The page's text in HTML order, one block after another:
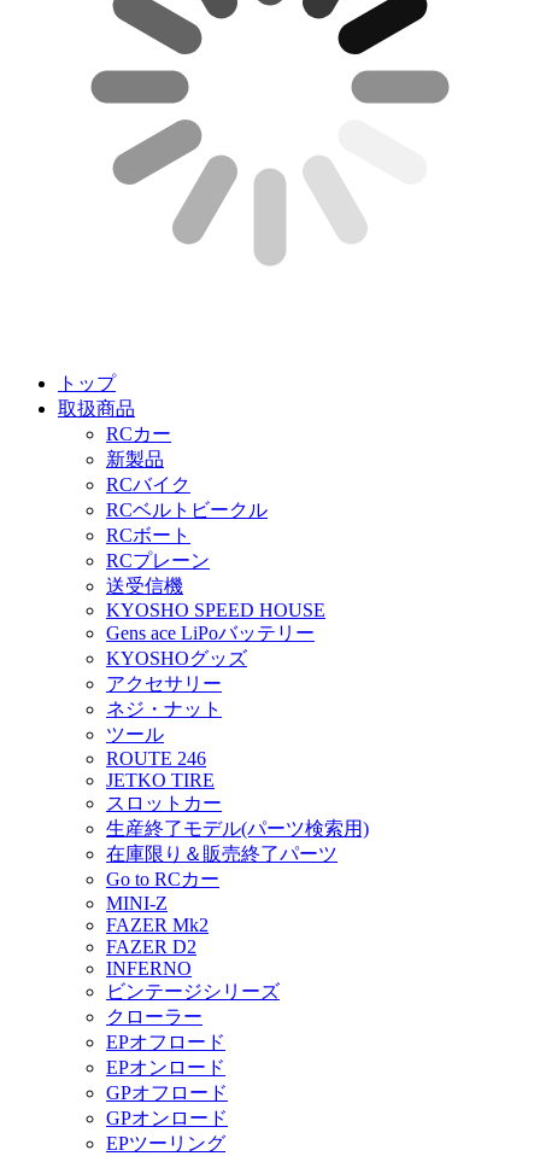
トップ
取扱商品
RCカー
新製品
RCバイク
RCベルトビークル
RCボート
RCプレーン
送受信機
KYOSHO SPEED HOUSE
Gens ace LiPoバッテリー
KYOSHOグッズ
アクセサリー
ネジ・ナット
ツール
ROUTE 246
JETKO TIRE
スロットカー
生産終了モデル(パーツ検索用)
在庫限り＆販売終了パーツ
Go to RCカー
MINI-Z
FAZER Mk2
FAZER D2
INFERNO
ビンテージシリーズ
クローラー
EPオフロード
EPオンロード
GPオフロード
GPオンロード
EPツーリング